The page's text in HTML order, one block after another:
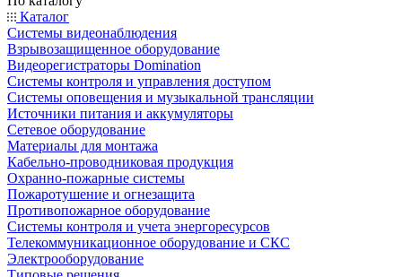
Каталог
Системы видеонаблюдения
Взрывозащищенное оборудование
Видеорегистраторы Domination
Системы контроля и управления доступом
Системы оповещения и музыкальной трансляции
Источники питания и аккумуляторы
Сетевое оборудование
Материалы для монтажа
Кабельно-проводниковая продукция
Охранно-пожарные системы
Пожаротушение и огнезащита
Противопожарное оборудование
Системы контроля и учета энергоресурсов
Телекоммуникационное оборудование и СКС
Электрооборудование